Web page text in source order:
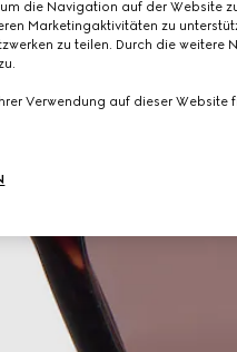
die Navigation auf der Website
Marketingaktivitäten zu
zu teilen. Durch die weitere
Verwendung auf dieser Website